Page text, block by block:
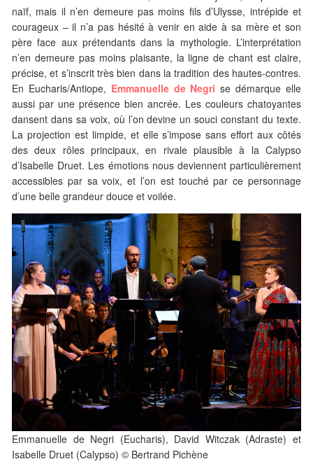
naïf, mais il n’en demeure pas moins fils d’Ulysse, intrépide et
courageux – il n’a pas hésité à venir en aide à sa mère et son
père face aux prétendants dans la mythologie. L’interprétation
n’en demeure pas moins plaisante, la ligne de chant est claire,
précise, et s’inscrit très bien dans la tradition des hautes-contres.
En Eucharis/Antiope, Emmanuelle de Negri se démarque elle
aussi par une présence bien ancrée. Les couleurs chatoyantes
dansent dans sa voix, où l’on devine un souci constant du texte.
La projection est limpide, et elle s’impose sans effort aux côtés
des deux rôles principaux, en rivale plausible à la Calypso
d’Isabelle Druet. Les émotions nous deviennent particulièrement
accessibles par sa voix, et l’on est touché par ce personnage
d’une belle grandeur douce et voilée.
Emmanuelle de Negri (Eucharis), David Witczak (Adraste) et
Isabelle Druet (Calypso) © Bertrand Pichène